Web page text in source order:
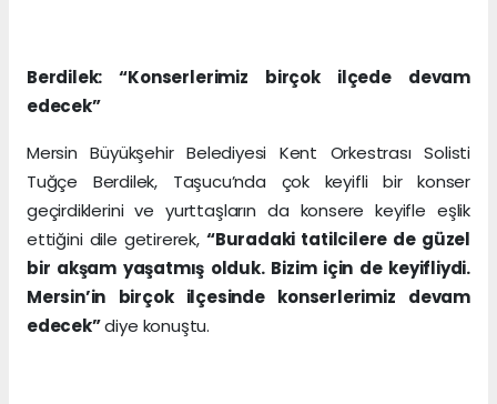
Berdilek: “Konserlerimiz birçok ilçede devam
edecek”
Mersin Büyükşehir Belediyesi Kent Orkestrası Solisti
Tuğçe Berdilek, Taşucu’nda çok keyifli bir konser
geçirdiklerini ve yurttaşların da konsere keyifle eşlik
ettiğini dile getirerek, “Buradaki tatilcilere de güzel
bir akşam yaşatmış olduk. Bizim için de keyifliydi.
Mersin’in birçok ilçesinde konserlerimiz devam
edecek”diye konuştu.